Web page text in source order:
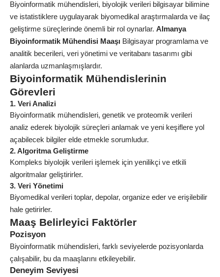
Biyoinformatik mühendisleri, biyolojik verileri bilgisayar bilimine
ve istatistiklere uygulayarak biyomedikal araştırmalarda ve ilaç
geliştirme süreçlerinde önemli bir rol oynarlar. Almanya
Biyoinformatik Mühendisi Maaşı Bilgisayar programlama ve
analitik becerileri, veri yönetimi ve veritabanı tasarımı gibi
alanlarda uzmanlaşmışlardır.
Biyoinformatik Mühendislerinin
Görevleri
1. Veri Analizi
Biyoinformatik mühendisleri, genetik ve proteomik verileri
analiz ederek biyolojik süreçleri anlamak ve yeni keşiflere yol
açabilecek bilgiler elde etmekle sorumludur.
2. Algoritma Geliştirme
Kompleks biyolojik verileri işlemek için yenilikçi ve etkili
algoritmalar geliştirirler.
3. Veri Yönetimi
Biyomedikal verileri toplar, depolar, organize eder ve erişilebilir
hale getirirler.
Maaş Belirleyici Faktörler
Pozisyon
Biyoinformatik mühendisleri, farklı seviyelerde pozisyonlarda
çalışabilir, bu da maaşlarını etkileyebilir.
Deneyim Seviyesi